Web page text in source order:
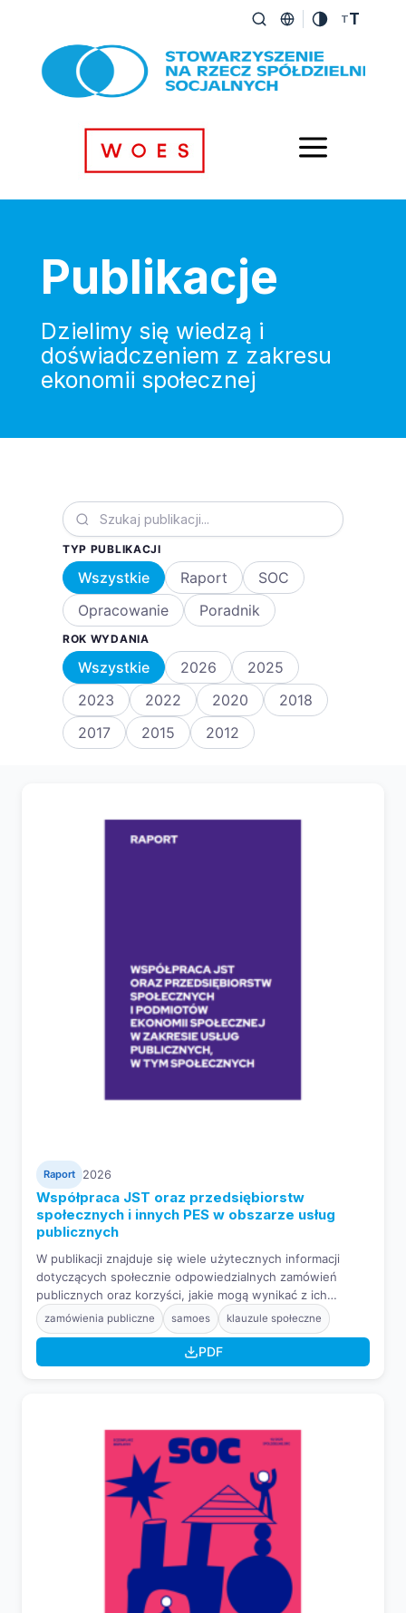
TT
a
Publikacje
Dzielimy się wiedzą i
doświadczeniem z zakresu
ekonomii społecznej
TYP PUBLIKACJI
Wszystkie Raport
SOC
Opracowanie
Poradnik
ROK WYDANIA
Wszystkie 2026
2025
2023
2022 2020
2018
2017
2015 2012
Raport 2026
Współpraca JST oraz przedsiębiorstw
społecznych i innych PES w obszarze usług
publicznych
W publikacji znajduje się wiele użytecznych informacji
dotyczących społecznie odpowiedzialnych zamówień
publicznych oraz korzyści, jakie mogą wynikać z ich
stosowania zarówno dla jednostek samorządu
terytorialnego, jak i przedsiębiorstw społecznych. Swoimi
doświadczeniami dzielą się tutaj przedstawiciele obu
sektorów, wskazując na wyzwania, pułapki, a także
zamówienia publiczne samoes klauzule społeczne
PDF